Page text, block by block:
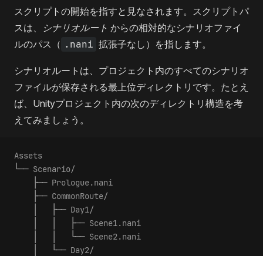
スクリプトの開始を指すと見なされます。スクリプトパ
スは、
シナリオルート からの相対的なシナリオファイ
ルのパス（ .nani 拡張子なし）を指します。
シナリオルートは、プロジェクト内のすべてのシナリオ
ファイルが保存される最上位ディレクトリです。たとえ
ば、Unityプロジェクト内の次のディレクトリ構造を考
えてみましょう。
Assets
└── Scenario/
    ├── Prologue.nani
    ├── CommonRoute/
    │   ├── Day1/
    │   │   ├── Scene1.nani
    │   │   └── Scene2.nani
    │   └── Day2/